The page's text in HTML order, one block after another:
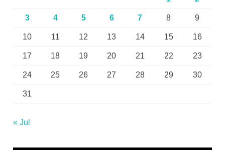
3 4 5 6 7 8 9
10 11 12 13 14 15 16
17 18 19 20 21 22 23
24 25 26 27 28 29 30
31
« Jul